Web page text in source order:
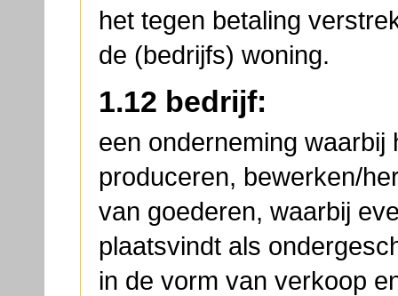
het tegen betaling
de (bedrijfs) woning.
1.12 bedrijf:
een onderneming
produceren, bewerken/
van goederen, waarbij
plaatsvindt als
in de vorm van verkoop